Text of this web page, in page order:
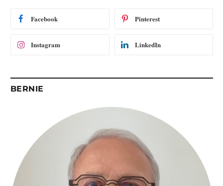
Facebook Pinterest
Instagram LinkedIn
BERNIE